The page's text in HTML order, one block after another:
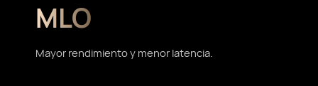
MLO
Mayor rendimiento y menor latencia.